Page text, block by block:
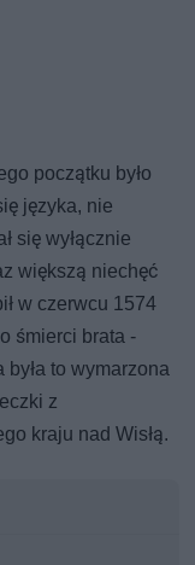
początku było
języka, nie
się wyłącznie
większą niechęć
w czerwcu 1574
śmierci brata -
to wymarzona
z
kraju nad Wisłą.